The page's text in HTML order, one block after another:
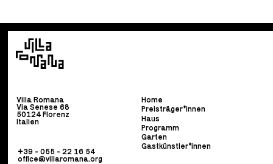
Villa Romana
Via Senese 68
50124 Florenz
Italien
+39 - 055 - 22 16 54
office@villaromana.org
Home
Preisträger*innen
Haus
Programm
Garten
Gastkünstler*innen